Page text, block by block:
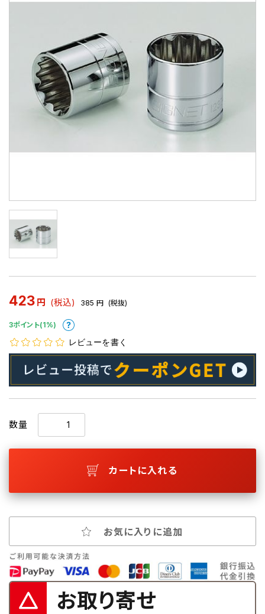
423 円 (税込) 385 円 (税抜)
3ポイント(1%)
レビューを書く
数量
カートに入れる
お気に入りに追加
お取り寄せ